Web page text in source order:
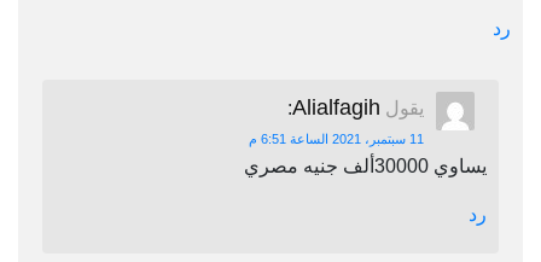
رد
يقول Alialfagih
:
11 سبتمبر، 2021 الساعة 6:51 م
يساوي 30000ألف جنيه مصري
رد